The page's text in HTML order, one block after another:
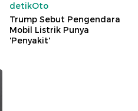
detikOto
Trump Sebut Pengendara
Mobil Listrik Punya
'Penyakit'